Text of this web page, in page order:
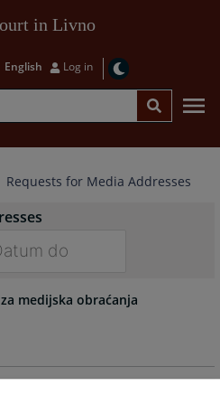
in Livno
English Log in
Requests for Media Addresses
medijska obraćanja